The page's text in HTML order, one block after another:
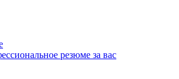
резюме за вас